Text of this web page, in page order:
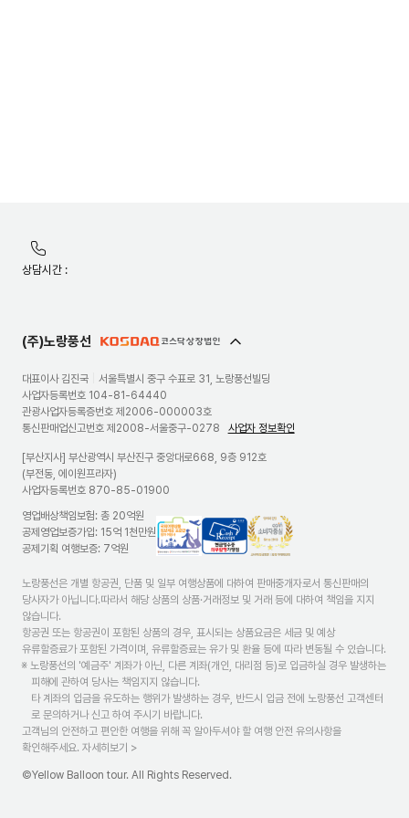
노랑풍선
정보안내
상담시간 :
(주)노랑풍선
대표이사 김진국
서울특별시 중구 수표로 31, 노랑풍선빌딩
사업자등록번호 104-81-64440
관광사업자등록증번호 제2006-000003호
통신판매업신고번호 제2008-서울중구-0278
사업자 정보확인
[부산지사] 부산광역시 부산진구 중앙대로668, 9층 912호
(부전동, 에이원프라자)
사업자등록번호 870-85-01900
영업배상책임보험: 총 20억원
공제영업보증가입: 15억 1천만원
공제기획 여행보증: 7억원
국
외
여
상
품
보
제
공
표
준
안
참
행
현
금
영
증
의
발
행
가
점
고
객
센
>
소
자
중
심
영
노랑풍선은 개별 항공권, 단품 및 일부 여행상품에 대하여 판매중개자로서 통신판매의
당사자가 아닙니다.따라서 해당 상품의 상품·거래정보 및 거래 등에 대하여 책임을 지지
않습니다.
항공권 또는 항공권이 포함된 상품의 경우, 표시되는 상품요금은 세금 및 예상
유류할증료가 포함된 가격이며, 유류할증료는 유가 및 환율 등에 따라 변동될 수 있습니다.
※ 노랑풍선의 '예금주' 계좌가 아닌, 다른 계좌(개인, 대리점 등)로 입금하실 경우 발생하는
피해에 관하여 당사는 책임지지 않습니다.
타 계좌의 입금을 유도하는 행위가 발생하는 경우, 반드시 입금 전에 노랑풍선 고객센터
로 문의하거나 신고 하여 주시기 바랍니다.
고객님의 안전하고 편안한 여행을 위해 꼭 알아두셔야 할 여행 안전 유의사항을
확인해주세요. 자세히보기 >
©Yellow Balloon tour. All Rights Reserved.